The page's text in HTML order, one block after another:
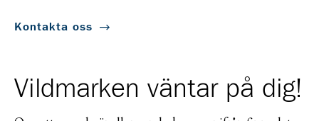
Kontakta oss
Vildmarken väntar på dig!